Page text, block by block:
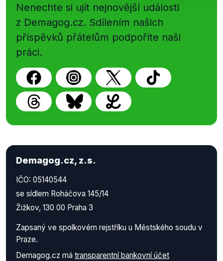
Nenechte si ujít nejnovější události
z Demagog.cz. Sdílením našich
příspěvků přátelům podpoříte naši
práci.
Demagog.cz, z.s.
IČO: 05140544
se sídlem Roháčova 145/14
Žižkov, 130 00 Praha 3
Zapsaný ve spolkovém rejstříku u Městského soudu v
Praze.
Demagog.cz má transparentní bankovní účet